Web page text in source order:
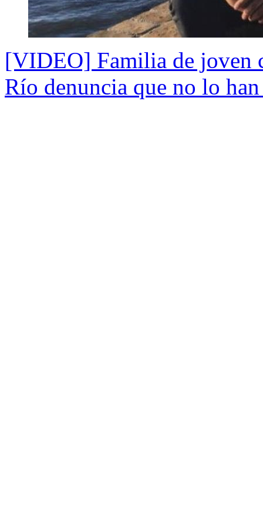
[VIDEO] Familia de joven
Río denuncia que no lo